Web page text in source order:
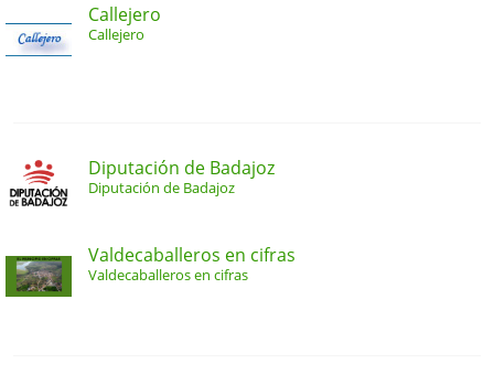
Callejero
Callejero
Diputación de Badajoz
Diputación de Badajoz
Valdecaballeros en cifras
Valdecaballeros en cifras